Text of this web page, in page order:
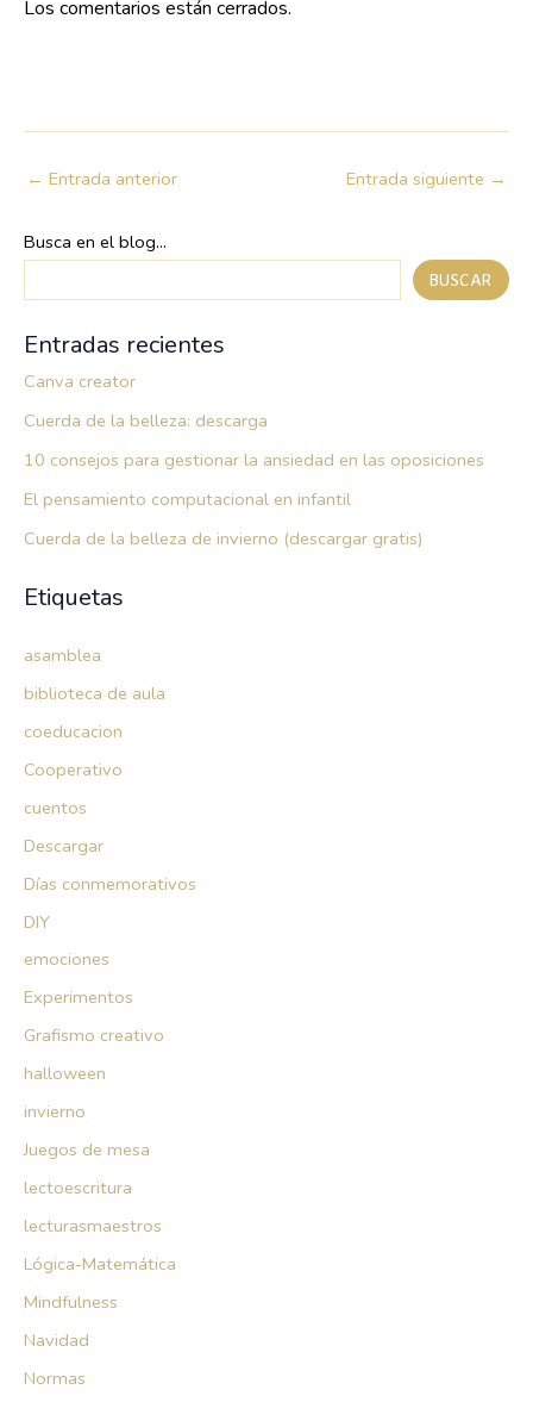
Los comentarios están cerrados.
← Entrada anterior Entrada siguiente →
Busca en el blog...
BUSCAR
Entradas recientes
Canva creator
Cuerda de la belleza: descarga
10 consejos para gestionar la ansiedad en las oposiciones
El pensamiento computacional en infantil
Cuerda de la belleza de invierno (descargar gratis)
Etiquetas
asamblea
biblioteca de aula
coeducacion
Cooperativo
cuentos
Descargar
Días conmemorativos
DIY
emociones
Experimentos
Grafismo creativo
halloween
invierno
Juegos de mesa
lectoescritura
lecturasmaestros
Lógica-Matemática
Mindfulness
Navidad
Normas